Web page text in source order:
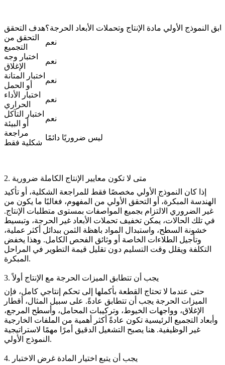
هدف التحققالنموذج الأولي مادة الإنتاج وتحملات الأبعاد الحرجة؟
التحقق من
التجميع
نعم
اختبار وجه
الإغلاق
نعم
اختبار المتانة
أو الحمل
نعم
اختبار الأداء
الحراري
نعم
اختبار التآكل
أو البيئة
نعم
مراجعة
شكلية فقط
ليس ضروريًا دائمًا
2. متى لا تكون معايير الإنتاج الكاملة ضرورية
إذا كان النموذج الأولي مخصصًا فقط للمراجعة الشكلية، أو تأكيد
الهندسة المبكرة، أو التحقق الأولي من المفهوم، فغالبًا ما يكون من
غير الضروري الالتزام بجميع المواصفات بمستوى متطلبات الإنتاج.
في تلك الحالات، يمكن تخفيف تحملات الأبعاد غير الحرجة، وتبسيط
خشونة السطح، واستبدال المواد باهظة الثمن ببدائل أكثر عملية،
وتأجيل الطلاءات الخاصة أو وثائق الفحص الكامل. وهذا يخفض
التكلفة ويقلل وقت التسليم دون تقليل قيمة التطوير في المراحل
المبكرة.
3. يجب أن تتطابق الميزات الحرجة مع الإنتاج أولاً
حتى عندما لا تحتاج القطعة بأكملها إلى تحكم إنتاجي كامل، فإن
الميزات الحرجة يجب أن تتطابق عادةً. على سبيل المثال، أقطار
الإغلاق، وواجهات الخيوط، وتركيبات المحامل، وأسطح المرجع،
وأبعاد التجميع الرئيسية تكون عادةً أكثر أهمية من الملفات الخارجية
غير الوظيفية. هنا يصبح التشغيل الدقيق أمرًا مهمًا لاستراتيجية
النموذج الأولي.
4. يجب أن يتبع اختيار المادة غرض الاختبار